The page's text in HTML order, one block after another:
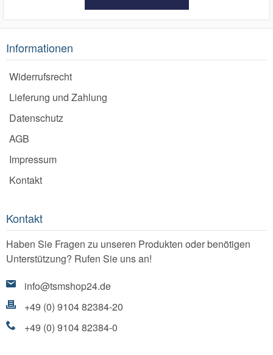
Informationen
Widerrufsrecht
Lieferung und Zahlung
Datenschutz
AGB
Impressum
Kontakt
Kontakt
Haben Sie Fragen zu unseren Produkten oder benötigen
Unterstützung? Rufen Sie uns an!
info@tsmshop24.de
+49 (0) 9104 82384-20
+49 (0) 9104 82384-0